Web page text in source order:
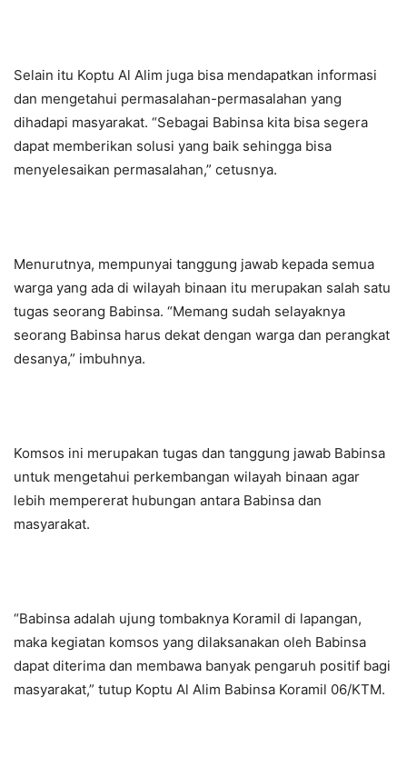
Selain itu Koptu Al Alim juga bisa mendapatkan informasi
dan mengetahui permasalahan-permasalahan yang
dihadapi masyarakat. “Sebagai Babinsa kita bisa segera
dapat memberikan solusi yang baik sehingga bisa
menyelesaikan permasalahan,” cetusnya.
Menurutnya, mempunyai tanggung jawab kepada semua
warga yang ada di wilayah binaan itu merupakan salah satu
tugas seorang Babinsa. “Memang sudah selayaknya
seorang Babinsa harus dekat dengan warga dan perangkat
desanya,” imbuhnya.
Komsos ini merupakan tugas dan tanggung jawab Babinsa
untuk mengetahui perkembangan wilayah binaan agar
lebih mempererat hubungan antara Babinsa dan
masyarakat.
“Babinsa adalah ujung tombaknya Koramil di lapangan,
maka kegiatan komsos yang dilaksanakan oleh Babinsa
dapat diterima dan membawa banyak pengaruh positif bagi
masyarakat,” tutup Koptu Al Alim Babinsa Koramil 06/KTM.